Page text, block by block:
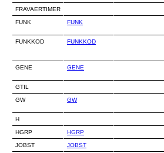
FRAVAERTIMER
FUNK
FUNK
FUNKKOD
FUNKKOD
GENE
GENE
GTIL
GW
GW
H
HGRP
HGRP
JOBST
JOBST